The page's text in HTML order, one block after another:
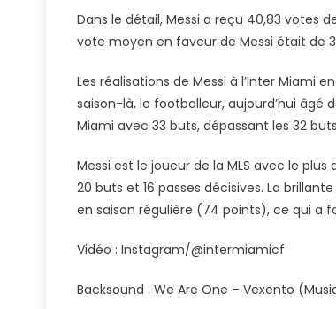
Dans le détail, Messi a reçu 40,83 votes
vote moyen en faveur de Messi était de
Les réalisations de Messi à l’Inter Miami
saison-là, le footballeur, aujourd’hui âgé
Miami avec 33 buts, dépassant les 32
Messi est le joueur de la MLS avec le
20 buts et 16 passes décisives. La
en saison régulière (74 points), ce qui a
Vidéo : Instagram/@intermiamicf
Backsound : We Are One – Vexento